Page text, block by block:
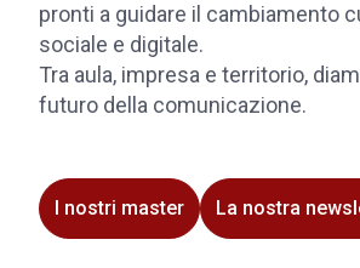
pronti a guidare il cambiamento
sociale e digitale.
Tra aula, impresa e territorio,
futuro della comunicazione.
I nostri master La nostra